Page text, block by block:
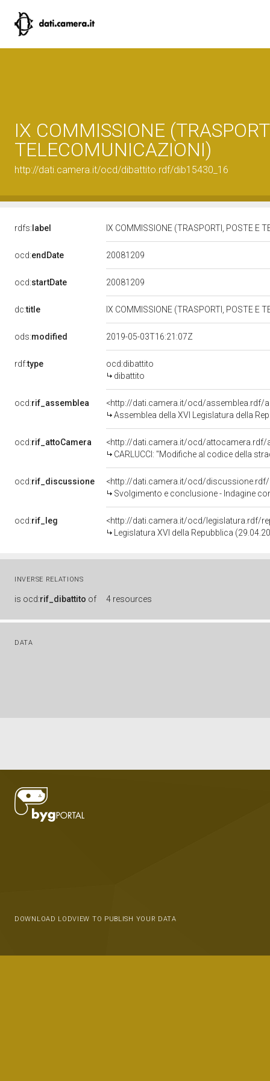
IX COMMISSIONE
TELECOMUNICAZIONI)
http://dati.camera.it/ocd/dibattito.rdf/dib15430_16
rdfs: label IX COMMISSIONE (TRASPORTI, POSTE E
ocd:endDate 20081209
ocd:startDate 20081209
dc:title IX COMMISSIONE (TRASPORTI, POSTE E
ods:modified 2019-05-03T16:21:07Z
rdf:type
ocd:dibattito
dibattito
ocd:rif_assemblea
<http://dati.camera.it/ocd/assemblea.rdf/
Assemblea della XVI Legislatura della
ocd:rif_attoCamera
<http://dati.camera.it/ocd/attocamera.rdf/
CARLUCCI: "Modifiche al codice della strada, di cui al decreto legislativo 30 aprile 1992, n.
ocd:rif_discussione
<http://dati.camera.it/ocd/discussione.rdf/
Svolgimento e conclusione - Indagine
ocd:rif_leg
<http://dati.camera.it/ocd/legislatura.rdf/
Legislatura XVI della Repubblica
INVERSE RELATIONS
is ocd:rif_dibattito of 4 resources
DATA
DOWNLOAD LODVIEW TO PUBLISH YOUR DATA